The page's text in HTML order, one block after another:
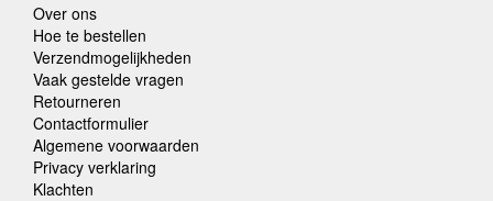
Over ons
Hoe te bestellen
Verzendmogelijkheden
Vaak gestelde vragen
Retourneren
Contactformulier
Algemene voorwaarden
Privacy verklaring
Klachten